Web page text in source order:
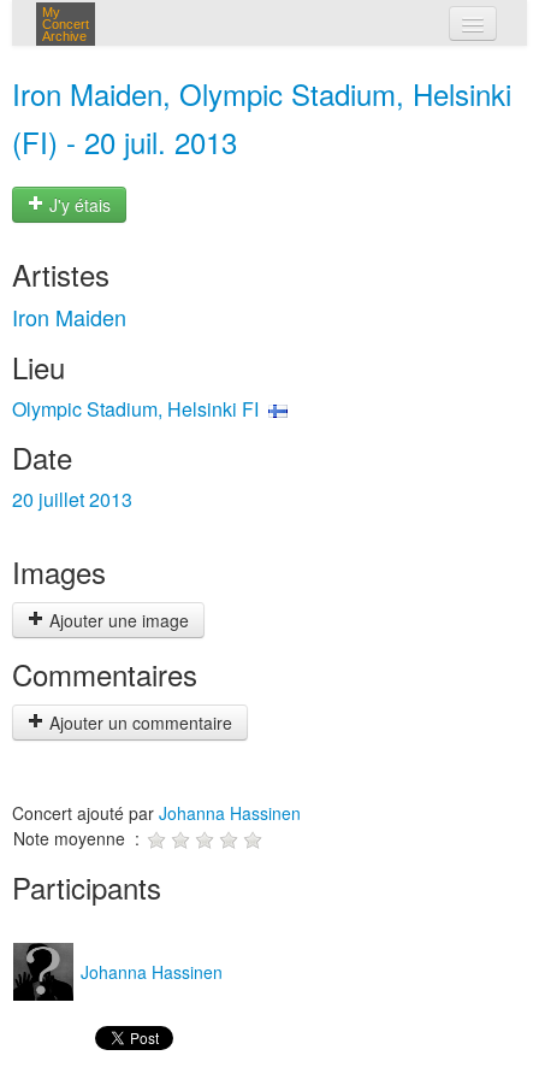
My
Concert
Archive
Iron Maiden, Olympic Stadium, Helsinki
(FI) - 20 juil. 2013
J'y étais
Artistes
Iron Maiden
Lieu
Olympic Stadium, Helsinki FI
Date
20 juillet 2013
Images
Ajouter une image
Commentaires
Ajouter un commentaire
Concert ajouté par Johanna Hassinen
Note moyenne :
Participants
Johanna Hassinen